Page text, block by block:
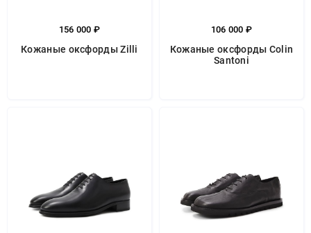
156 000 ₽
Кожаные оксфорды Zilli
106 000 ₽
Кожаные оксфорды Colin
Santoni